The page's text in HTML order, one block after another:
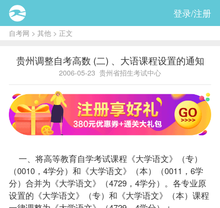
登录/注册
自考网 > 其他 > 正文
贵州调整自考高数 (二) 、大语课程设置的通知
2006-05-23 贵州省招生考试中心
一、将高等教育自学考试课程 《大学语文》（专）
（0010，4学分）和《大学语文》（本）（0011，6学
分）合并为《大学语文》（4729，4学分）。各专业原
设置的《大学语文》（专）和《大学语文》（本）课程